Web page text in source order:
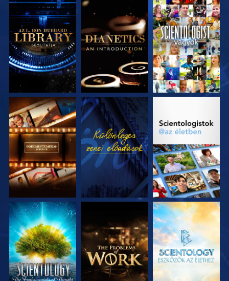
A SOROZAT
RÉSZEI
A SOROZAT
RÉSZEI
MŰSORNÉZÉS
A SOROZAT
RÉSZEI
MŰSORNÉZÉS
A SOROZAT
A SOROZAT
RÉSZEI
A SOROZAT
RÉSZEI
A SOROZAT
RÉSZEI